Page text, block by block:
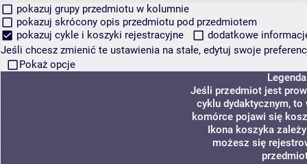
pokazuj grupy przedmiotu w kolumnie
pokazuj skrócony opis przedmiotu pod przedmiotem
pokazuj cykle i koszyki rejestracyjne
dodatkowe
Jeśli chcesz zmienić te ustawienia na stałe, edytuj swoje
Pokaż opcje
Legenda
Jeśli przedmiot jest
cyklu dydaktycznym, to
komórce pojawi się
Ikona koszyka
możesz się